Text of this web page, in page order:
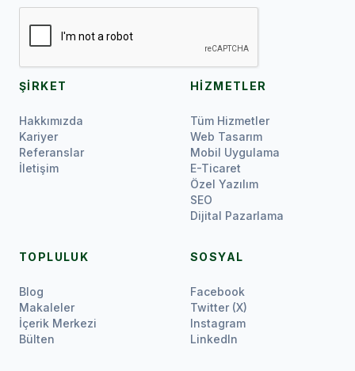
ŞİRKET
Hakkımızda
Kariyer
Referanslar
İletişim
HİZMETLER
Tüm Hizmetler
Web Tasarım
Mobil Uygulama
E-Ticaret
Özel Yazılım
SEO
Dijital Pazarlama
TOPLULUK
Blog
Makaleler
İçerik Merkezi
Bülten
SOSYAL
Facebook
Twitter (X)
Instagram
LinkedIn